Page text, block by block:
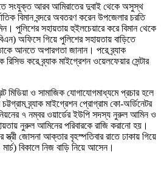
সংযুক্ত আরব আমিরাতের দুবাই থেকে অসুস্থ
বিমান বন্দরে অবতরণ করেন উপজেলার চরতি
পুলিশের সহায়তায় হুইলচেয়ারে করে বিমান থেকে
অফিসে গিয়ে পুলিশের সহায়তায় বাড়িতে
আনতে অপারগতা জানান। পরে ব্র্যাক
রিসিভ করে ব্র্যাক মাইগ্রেশন ওয়েলফেয়ার সেন্টার
মিডিয়া ও সামাজিক যোগাযোগমাধ্যমে প্রচার হলে
ব্র্যাক মাইগ্রেশন প্রোগ্রাম কো-অর্ডিনেটর
৭ নম্বর ওয়ার্ডের ইউপি সদস্য নুরুল আমিন ও
নুরুল আমিনের পরিবারকে রাজি করানো হয়।
জোসনা আক্তার বৃহস্পতিবার রাতে ঢাকায় গিয়ে
বিকালে নিজ বাড়ি নিয়ে আসেন।